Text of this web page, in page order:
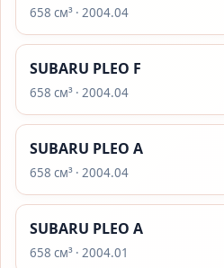
658 см³ · 2004.04
SUBARU PLEO F
658 см³ · 2004.04
SUBARU PLEO A
658 см³ · 2004.04
SUBARU PLEO A
658 см³ · 2004.01